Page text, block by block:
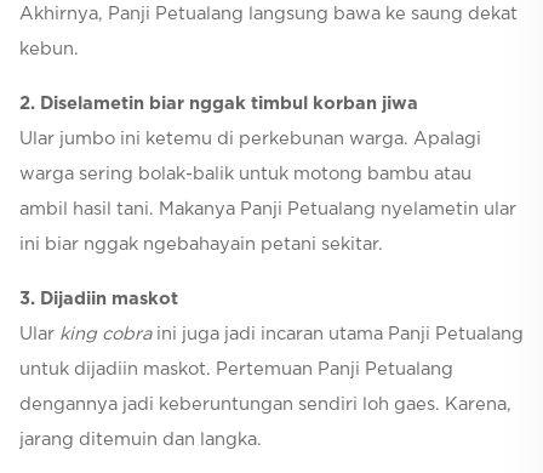
Akhirnya, Panji Petualang langsung bawa ke saung dekat
kebun.
2. Diselametin biar nggak timbul korban jiwa
Ular jumbo ini ketemu di perkebunan warga. Apalagi
warga sering bolak-balik untuk motong bambu atau
ambil hasil tani. Makanya Panji Petualang nyelametin ular
ini biar nggak ngebahayain petani sekitar.
3. Dijadiin maskot
Ular king cobra ini juga jadi incaran utama Panji Petualang
untuk dijadiin maskot. Pertemuan Panji Petualang
dengannya jadi keberuntungan sendiri loh gaes. Karena,
jarang ditemuin dan langka.